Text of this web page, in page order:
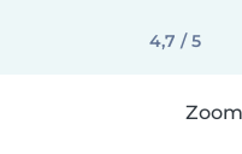
4,7 / 5